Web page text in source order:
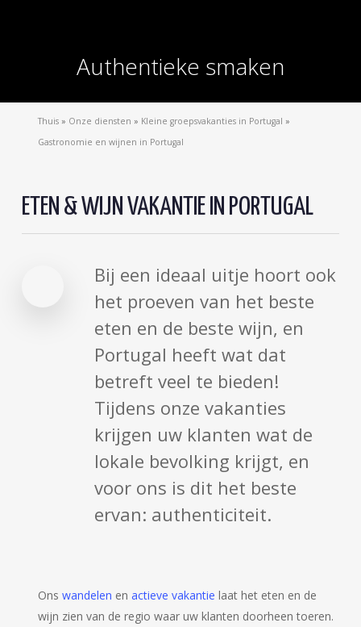
Authentieke smaken
Thuis» Onze diensten » Kleine groepsvakanties in Portugal »
Gastronomie en wijnen in Portugal
ETEN & WIJN VAKANTIE IN PORTUGAL
Bij een ideaal uitje hoort ook
het proeven van het beste
eten en de beste wijn, en
Portugal heeft wat dat
betreft veel te bieden!
Tijdens onze vakanties
krijgen uw klanten wat de
lokale bevolking krijgt, en
voor ons is dit het beste
ervan: authenticiteit.
Ons wandelen en actieve vakantie laat het eten en de
wijn zien van de regio waar uw klanten doorheen toeren.